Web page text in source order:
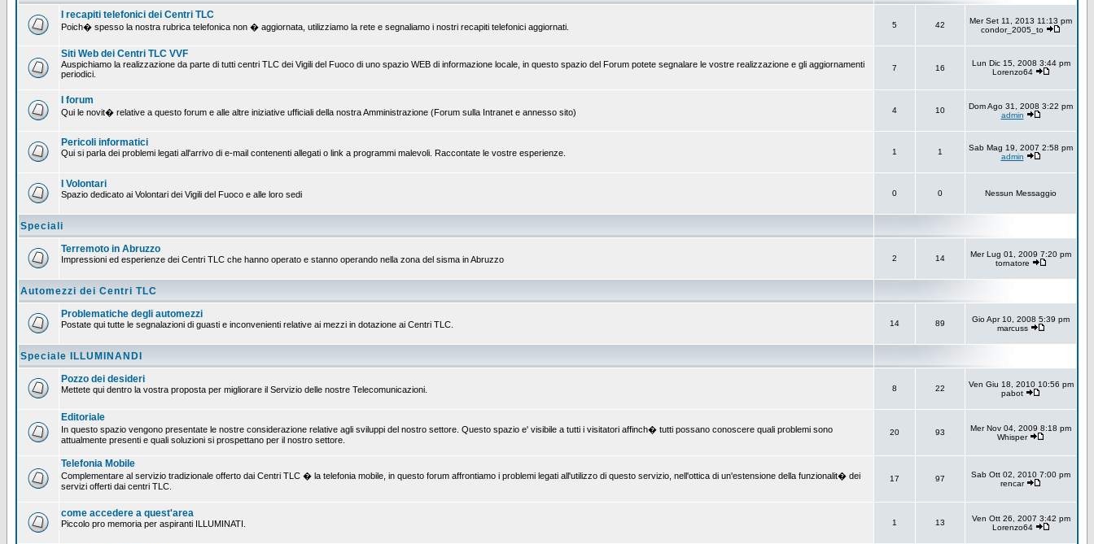
I recapiti telefonici dei Centri TLC
Poich� spesso la nostra rubrica telefonica non � aggiornata, utilizziamo la rete e segnaliamo i nostri recapiti telefonici aggiornati. 5 42
Mer Set 11, 2013 11:13 pm
condor_2005_to
Siti Web dei Centri TLC VVF
Auspichiamo la realizzazione da parte di tutti centri TLC dei Vigili del Fuoco di uno spazio WEB di informazione locale, in questo spazio del Forum potete segnalare le vostre realizzazione e gli aggiornamenti
periodici.
7 16
Lun Dic 15, 2008 3:44 pm
Lorenzo64
I forum
Qui le novit� relative a questo forum e alle altre iniziative ufficiali della nostra Amministrazione (Forum sulla Intranet e annesso sito) 4 10
Dom Ago 31, 2008 3:22 pm
admin
Pericoli informatici
Qui si parla dei problemi legati all'arrivo di e-mail contenenti allegati o link a programmi malevoli. Raccontate le vostre esperienze. 1 1
Sab Mag 19, 2007 2:58 pm
admin
I Volontari
Spazio dedicato ai Volontari dei Vigili del Fuoco e alle loro sedi 0 0 Nessun Messaggio
Speciali
Terremoto in Abruzzo
Impressioni ed esperienze dei Centri TLC che hanno operato e stanno operando nella zona del sisma in Abruzzo 2 14
Mer Lug 01, 2009 7:20 pm
tornatore
Automezzi dei Centri TLC
Problematiche degli automezzi
Postate qui tutte le segnalazioni di guasti e inconvenienti relative ai mezzi in dotazione ai Centri TLC. 14 89
Gio Apr 10, 2008 5:39 pm
marcuss
Speciale ILLUMINANDI
Pozzo dei desideri
Mettete qui dentro la vostra proposta per migliorare il Servizio delle nostre Telecomunicazioni. 8 22
Ven Giu 18, 2010 10:56 pm
pabot
Editoriale
In questo spazio vengono presentate le nostre considerazione relative agli sviluppi del nostro settore. Questo spazio e' visibile a tutti i visitatori affinch� tutti possano conoscere quali problemi sono
attualmente presenti e quali soluzioni si prospettano per il nostro settore.
20 93
Mer Nov 04, 2009 8:18 pm
Whisper
Telefonia Mobile
Complementare al servizio tradizionale offerto dai Centri TLC � la telefonia mobile, in questo forum affrontiamo i problemi legati all'utilizzo di questo servizio, nell'ottica di un'estensione della funzionalit� dei
servizi offerti dai centri TLC.
17 97
Sab Ott 02, 2010 7:00 pm
rencar
come accedere a quest'area
Piccolo pro memoria per aspiranti ILLUMINATI. 1 13
Ven Ott 26, 2007 3:42 pm
Lorenzo64